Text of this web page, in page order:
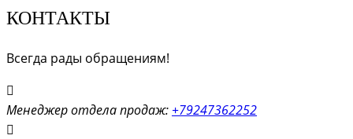
КОНТАКТЫ
Всегда рады обращениям!
Менеджер отдела продаж: +79247362252